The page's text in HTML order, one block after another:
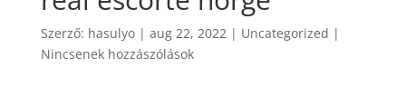
Szerző: hasulyo| aug 22, 2022| Uncategorized |
Nincsenek hozzászólások